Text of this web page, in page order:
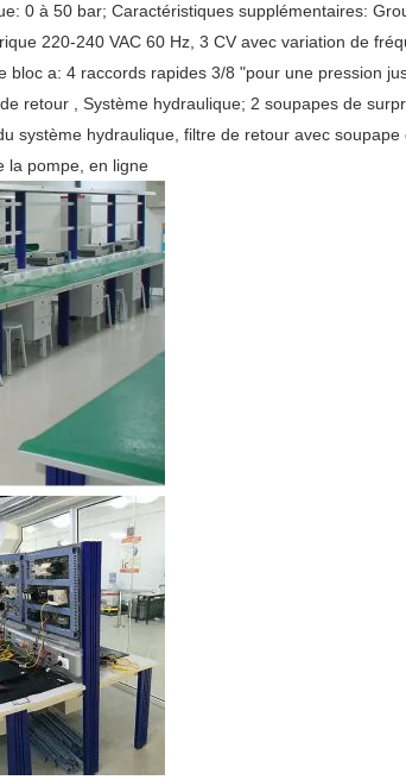
0 à 50 bar; Caractéristiques supplémentaires:
220-240 VAC 60 Hz, 3 CV avec variation de
a: 4 raccords rapides 3/8 "pour une pression
retour , Système hydraulique; 2 soupapes de
système hydraulique, filtre de retour avec
la pompe, en ligne